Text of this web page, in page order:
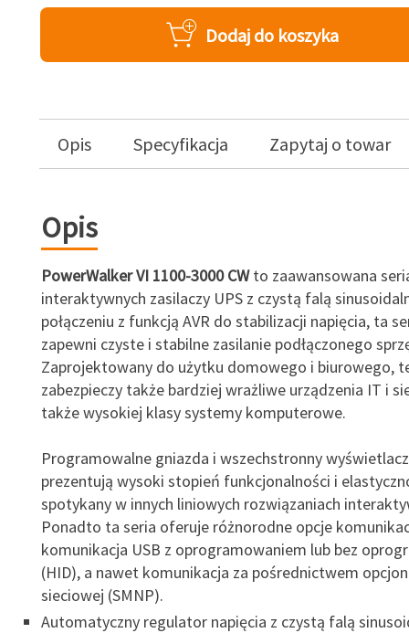
Dodaj do koszyka
Opis Specyfikacja Zapytaj o towar
Opis
PowerWalker VI 1100-3000 CWto zaawansowana
interaktywnych zasilaczy UPS z czystą falą
połączeniu z funkcją AVR do stabilizacji napięcia, ta
zapewni czyste i stabilne zasilanie podłączonego
Zaprojektowany do użytku domowego i biurowego,
zabezpieczy także bardziej wrażliwe urządzenia IT i
także wysokiej klasy systemy komputerowe.
Programowalne gniazda i wszechstronny
prezentują wysoki stopień funkcjonalności i
spotykany w innych liniowych rozwiązaniach
Ponadto ta seria oferuje różnorodne opcje
komunikacja USB z oprogramowaniem lub bez
(HID), a nawet komunikacja za pośrednictwem
sieciowej (SMNP).
Automatyczny regulator napięcia z czystą falą